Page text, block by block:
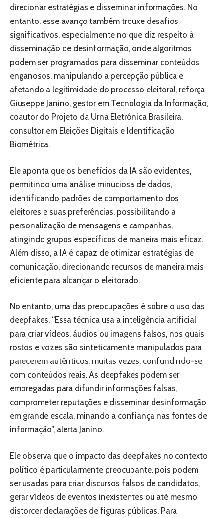
direcionar estratégias e disseminar informações. No
entanto, esse avanço também trouxe desafios
significativos, especialmente no que diz respeito à
disseminação de desinformação, onde algoritmos
podem ser programados para disseminar conteúdos
enganosos, manipulando a percepção pública e
afetando a legitimidade do processo eleitoral, reforça
Giuseppe Janino, gestor em Tecnologia da Informação,
coautor do Projeto da Urna Eletrônica Brasileira,
consultor em Eleições Digitais e Identificação
Biométrica.
Ele aponta que os benefícios da IA são evidentes,
permitindo uma análise minuciosa de dados,
identificando padrões de comportamento dos
eleitores e suas preferências, possibilitando a
personalização de mensagens e campanhas,
atingindo grupos específicos de maneira mais eficaz.
Além disso, a IA é capaz de otimizar estratégias de
comunicação, direcionando recursos de maneira mais
eficiente para alcançar o eleitorado.
No entanto, uma das preocupações é sobre o uso das
deepfakes. “Essa técnica usa a inteligência artificial
para criar vídeos, áudios ou imagens falsos, nos quais
rostos e vozes são sinteticamente manipulados para
parecerem autênticos, muitas vezes, confundindo-se
com conteúdos reais. As deepfakes podem ser
empregadas para difundir informações falsas,
comprometer reputações e disseminar desinformação
em grande escala, minando a confiança nas fontes de
informação”, alerta Janino.
Ele observa que o impacto das deepfakes no contexto
político é particularmente preocupante, pois podem
ser usadas para criar discursos falsos de candidatos,
gerar vídeos de eventos inexistentes ou até mesmo
distorcer declarações de figuras públicas. Para